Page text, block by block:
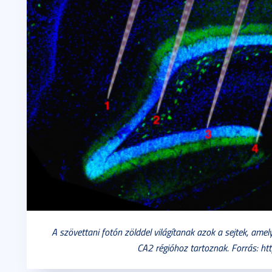
A szövettani fotón zölddel világítanak azok a sejtek,
CA2 régióhoz tartoznak. Forrás: